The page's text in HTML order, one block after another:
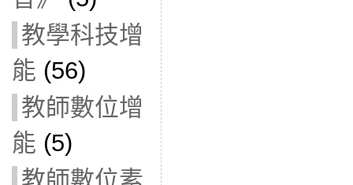
教學科技增
能 (56)
教師數位增
能 (5)